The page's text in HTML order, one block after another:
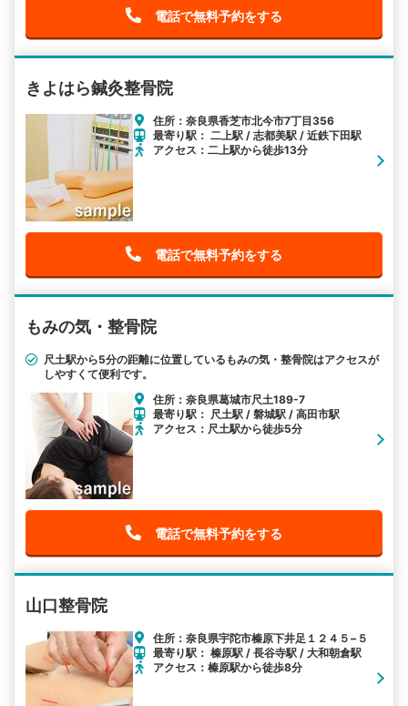
電話で無料予約をする
きよはら鍼灸整骨院
住所：奈良県香芝市北今市7丁目356
最寄り駅： 二上駅 / 志都美駅 / 近鉄下田駅
アクセス：二上駅から徒歩13分
電話で無料予約をする
もみの気・整骨院
尺土駅から5分の距離に位置しているもみの気・整骨院はアクセスが
しやすくて便利です。
住所：奈良県葛城市尺土189-7
最寄り駅： 尺土駅 / 磐城駅 / 高田市駅
アクセス：尺土駅から徒歩5分
電話で無料予約をする
山口整骨院
住所：奈良県宇陀市榛原下井足１２４５−５
最寄り駅： 榛原駅 / 長谷寺駅 / 大和朝倉駅
アクセス：榛原駅から徒歩8分